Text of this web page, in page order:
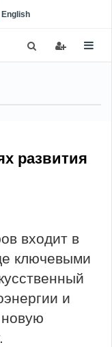
English
развития
входит в
ключевыми
и